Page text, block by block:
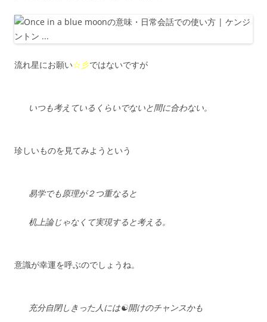
流れ星にお願い☆彡ではないですが
いつも考えているくらいでないと間に合わない。
珍しいものを見てみようという
易学でも原理が２つ重なると
机上論じゃなくて実現すると考える。
意識が幸運を呼ぶのでしょうね。
充分自閉しきった人には☯開けのチャンスかも